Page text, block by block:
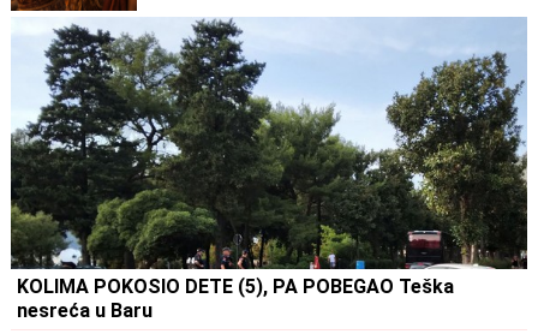
KOLIMA POKOSIO DETE (5), PA POBEGAO Teška
nesreća u Baru